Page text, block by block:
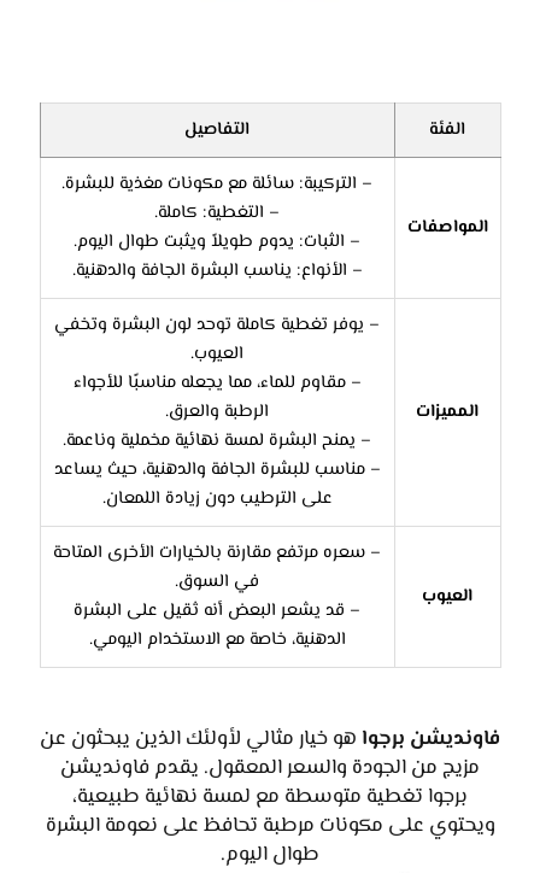
الفئة التفاصيل
المواصفات
– التركيبة: سائلة مع مكونات مغذية للبشرة.
– التغطية: كاملة.
– الثبات: يدوم طويلاً ويثبت طوال اليوم.
– الأنواع: يناسب البشرة الجافة والدهنية.
المميزات
– يوفر تغطية كاملة توحد لون البشرة وتخفي
العيوب.
– مقاوم للماء، مما يجعله مناسبًا للأجواء
الرطبة والعرق.
– يمنح البشرة لمسة نهائية مخملية وناعمة.
– مناسب للبشرة الجافة والدهنية، حيث يساعد
على الترطيب دون زيادة اللمعان.
العيوب
– سعره مرتفع مقارنة بالخيارات الأخرى المتاحة
في السوق.
– قد يشعر البعض أنه ثقيل على البشرة
الدهنية، خاصة مع الاستخدام اليومي.
فاونديشن برجوا هو خيار مثالي لأولئك الذين يبحثون عن
مزيج من الجودة والسعر المعقول. يقدم فاونديشن
برجوا تغطية متوسطة مع لمسة نهائية طبيعية،
ويحتوي على مكونات مرطبة تحافظ على نعومة البشرة
طوال اليوم.